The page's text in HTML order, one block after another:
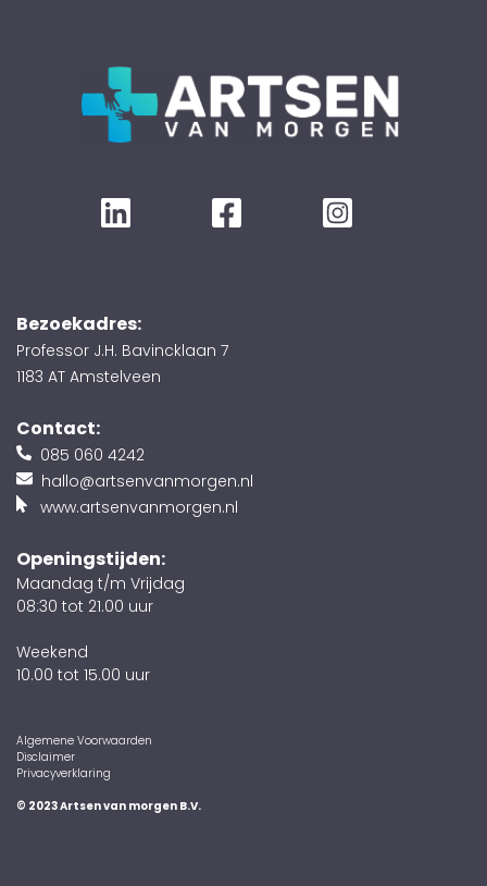
Bezoekadres:
Professor J.H. Bavincklaan 7
1183 AT Amstelveen
Contact:
085 060 4242
hallo@artsenvanmorgen.nl
www.artsenvanmorgen.nl
Openingstijden:
Maandag t/m Vrijdag
08:30 tot 21.00 uur
Weekend
10.00 tot 15.00 uur
Algemene Voorwaarden
Disclaimer
Privacyverklaring
© 2023 Artsen van morgen B.V.